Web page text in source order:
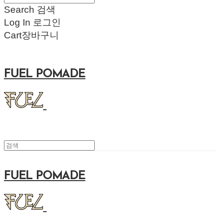
Search 검색
Log In 로그인
Cart장바구니
FUEL POMADE
FUEL POMADE